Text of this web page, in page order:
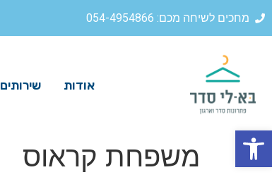
מחכים לשיחה מכם: 054-4954866
אודות שירותים
משפחת קראוס
פתח סרגל נגישות